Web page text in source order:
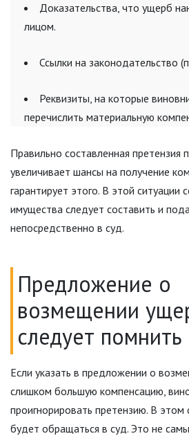
Доказательства, что ущерб
лицом.
Ссылки на законодательство
Реквизиты, на которые
перечислить материальную
Правильно составленная
увеличивает шансы на получение
гарантирует этого. В этой ситуации
имущества следует составить и
непосредственно в суд.
Предложение о
возмещении
следует помнить
Если указать в предложении о
слишком большую компенсацию,
проигнорировать претензию. В этом
будет обращаться в суд. Это не